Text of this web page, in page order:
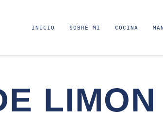
INICIO SOBRE MI COCINA
LIMON